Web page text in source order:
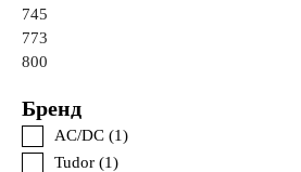
745
773
800
Бренд
AC/DC (1)
Tudor (1)